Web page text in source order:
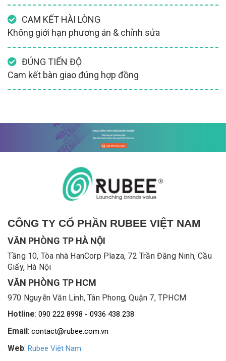
CAM KẾT HÀI LÒNG
Không giới hạn phương án & chỉnh sửa
ĐÚNG TIẾN ĐỘ
Cam kết bàn giao đúng hợp đồng
CÔNG TY CỔ PHẦN RUBEE VIỆT NAM
VĂN PHÒNG TP HÀ NỘI
Tầng 10, Tòa nhà HanCorp Plaza, 72 Trần Đăng Ninh, Cầu
Giấy, Hà Nội
VĂN PHÒNG TP HCM
970 Nguyễn Văn Linh, Tân Phong, Quận 7, TPHCM
Hotline: 090 222 8998 - 0936 438 238
Email : contact@rubee.com.vn
Web: Rubee Việt Nam